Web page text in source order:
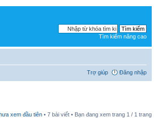
Tìm kiếm nâng cao
Trợ giúp Đăng nhập
xem đầu tiên • 7 bài viết • Bạn đang xem trang 1 / 1 trang